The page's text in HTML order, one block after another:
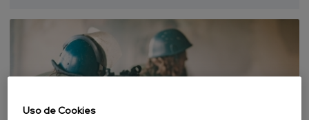
Uso de Cookies